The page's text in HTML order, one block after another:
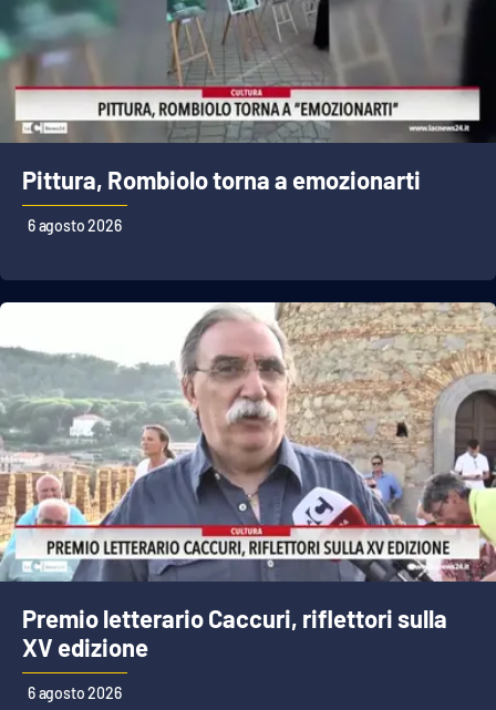
Food
Storie
NETWORK
Lacplay.it
Lactv.it
Lacitymag.it
Lacapitalenews.it
Ilreggino.it
Cosenzachannel.it
Ilvibonese.it
Catanzarochannel.it
Pittura, Rombiolo torna a emozionarti
6 agosto 2026
Premio letterario Caccuri, riflettori sulla
XV edizione
6 agosto 2026